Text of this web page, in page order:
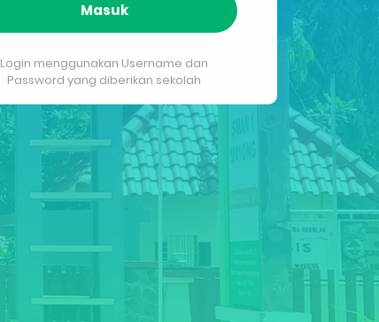
Masuk
Login menggunakan Username dan
Password yang diberikan sekolah